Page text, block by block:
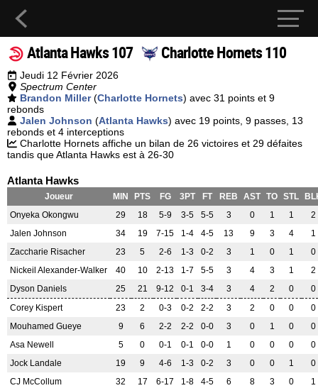
Atlanta Hawks 107 Charlotte Hornets 110
Jeudi 12 Février 2026
Spectrum Center
Brandon Miller(Charlotte Hornets) avec 31 points et 9
rebonds
Jalen Johnson (Atlanta Hawks) avec 19 points, 9 passes, 13
rebonds et 4 interceptions
Charlotte Hornets affiche un bilan de 26 victoires et 29 défaites
tandis que Atlanta Hawks est à 26-30
Atlanta Hawks
Joueur MIN PTS FG 3PT FT REB AST TO STL
Onyeka Okongwu
29 18 5-9 3-5 5-5 3 0 1 1
2
Jalen Johnson
34 19 7-15 1-4 4-5 13 9 3 4
1
Zaccharie Risacher
23 5 2-6 1-3 0-2 3 1 0 1
0
Nickeil Alexander-Walker
40 10 2-13 1-7 5-5 3 4 3 1
2
Dyson Daniels
25 21 9-12 0-1 3-4 3 4 2 0
0
Corey Kispert
23 2 0-3 0-2 2-2 3 2 0 0
0
Mouhamed Gueye
9 6 2-2 2-2 0-0 3 0 1 0
0
Asa Newell
5 0 0-1 0-1 0-0 1 0 0 0
0
Jock Landale
19 9 4-6 1-3 0-2 3 0 0 1
0
CJ McCollum
32 17 6-17 1-8 4-5 6 8 3 0
1